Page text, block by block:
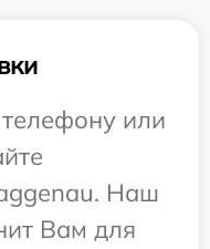
или
Наш
Вам для